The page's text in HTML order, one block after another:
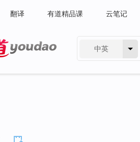
翻译 有道精品课 云笔记
中英